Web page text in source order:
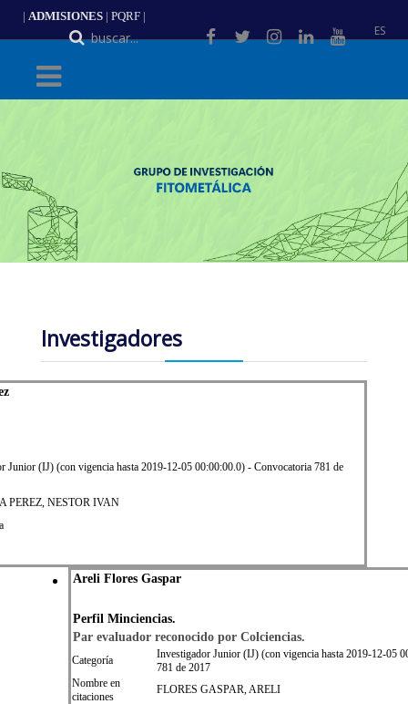
| ADMISIONES | PQRF |
ES
Investigadores
Junior (IJ) (con vigencia hasta 2019-12-05 00:00:00.0) - Convocatoria 781 de
PEREZ, NESTOR IVAN
Areli Flores Gaspar
Perfil Minciencias.
Par evaluador reconocido por Colciencias.
Categoría
Investigador Junior (IJ) (con vigencia hasta 2019-12-05
781 de 2017
Nombre en
citaciones
FLORES GASPAR, ARELI